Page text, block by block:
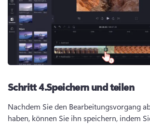
Schritt 4.Speichern und teilen
Nachdem Sie den Bearbeitungsvorgang
haben, können Sie ihn speichern, indem